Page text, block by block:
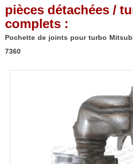
pièces détachées /
complets :
Pochette de joints pour turbo
7360